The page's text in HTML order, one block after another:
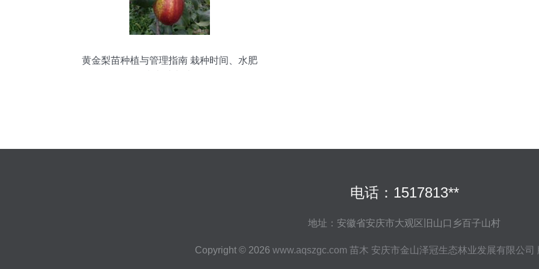
黄金梨苗种植与管理指南 栽种时间、水肥
电话：1517813**
地址：安徽省安庆市大观区旧山口乡百子山村
Copyright © 2026 www.aqszgc.com 苗木 安庆市金山泽冠生态林业发展有限公司